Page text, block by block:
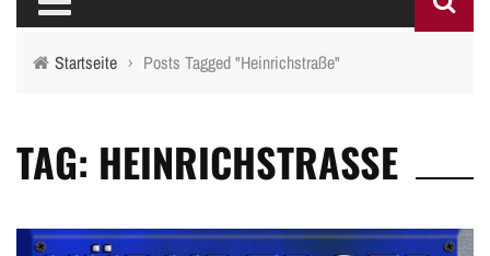
Startseite › Posts Tagged "Heinrichstraße"
TAG: HEINRICHSTRASSE